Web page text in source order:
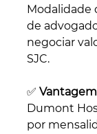
Modalidade
de
negociar
SJC.
✅
Dumont
por